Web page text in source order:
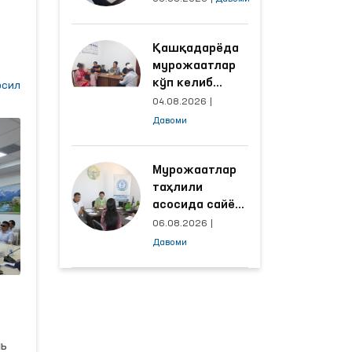
ва
яхшиланди
Қашқадарёда
мурожаатлар
кўп келиб
тушаётган
ҳудудлар
ишлаш йўлга
қўйилди
04.08.2026
Давоми
Мурожаатлар
таҳлили
асосида сайёр
қабул
ўтказиладиган
06.08.2026
Давоми